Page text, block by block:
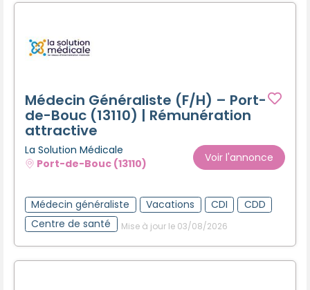
Médecin Généraliste (F/H) – Port-
de-Bouc (13110) | Rémunération
attractive
La Solution Médicale
Port-de-Bouc (13110)
Voir l'annonce
Médecin généraliste Vacations CDI
CDD
Centre de santé
Mise à jour le 03/08/2026